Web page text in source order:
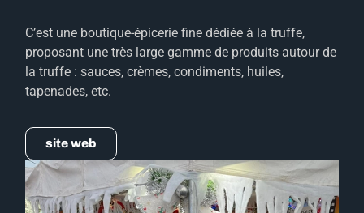
C’est une boutique-épicerie fine dédiée à la truffe,
proposant une très large gamme de produits autour de
la truffe : sauces, crèmes, condiments, huiles,
tapenades, etc.
site web